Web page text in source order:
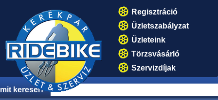
Regisztráció
Üzletszabályzat
Üzleteink
Törzsvásárló
Szervizdíjak
mit keresel?